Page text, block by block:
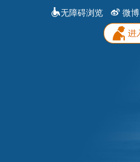
无障碍浏览 微博